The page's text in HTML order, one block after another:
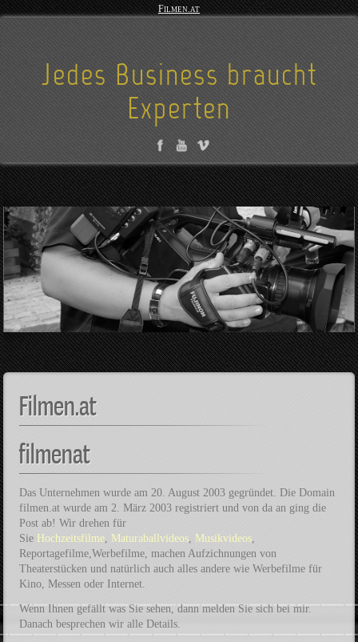
Filmen.at
Jedes Business braucht
Experten
Filmen.at
filmenat
Das Unternehmen wurde am 20. August 2003 gegründet. Die Domain
filmen.at wurde am 2. März 2003 registriert und von da an ging die
Post ab! Wir drehen für
Sie Hochzeitsfilme, Maturaballvideos, Musikvideos,
Reportagefilme,Werbefilme, machen Aufzichnungen von
Theaterstücken und natürlich auch alles andere wie Werbefilme für
Kino, Messen oder Internet.
Wenn Ihnen gefällt was Sie sehen, dann melden Sie sich bei mir.
Danach besprechen wir alle Details.